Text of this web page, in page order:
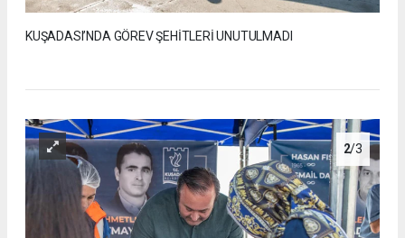
KUŞADASI’NDA GÖREV ŞEHİTLERİ UNUTULMADI
2/3